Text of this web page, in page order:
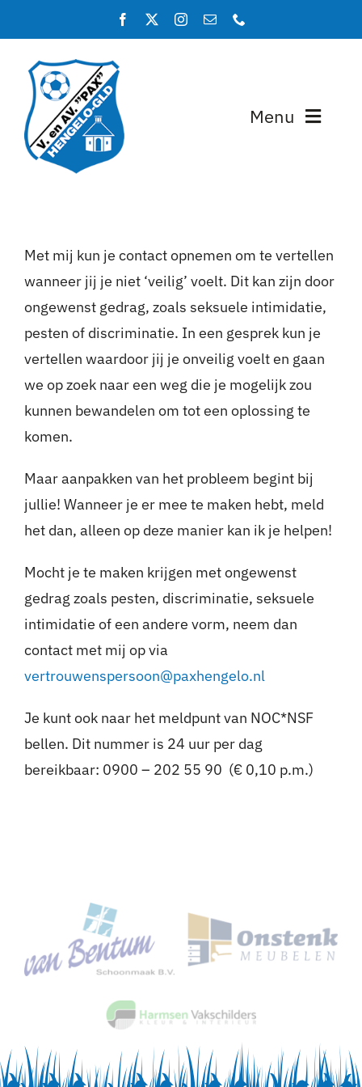
naar
inhoud
Menu
Teams
Lidmaatschap
Over PAX
Nieuws
Sponsoren
Lid worden
Zoeken
naar:
Met mij kun je contact opnemen om te vertellen
wanneer jij je niet ‘veilig’ voelt. Dit kan zijn door
ongewenst gedrag, zoals seksuele intimidatie,
pesten of discriminatie. In een gesprek kun je
vertellen waardoor jij je onveilig voelt en gaan
we op zoek naar een weg die je mogelijk zou
kunnen bewandelen om tot een oplossing te
komen.
Maar aanpakken van het probleem begint bij
jullie! Wanneer je er mee te maken hebt, meld
het dan, alleen op deze manier kan ik je helpen!
Mocht je te maken krijgen met ongewenst
gedrag zoals pesten, discriminatie, seksuele
intimidatie of een andere vorm, neem dan
contact met mij op via
vertrouwenspersoon@paxhengelo.nl
Je kunt ook naar het meldpunt van NOC*NSF
bellen. Dit nummer is 24 uur per dag
bereikbaar: 0900 – 202 55 90 (€ 0,10 p.m.)